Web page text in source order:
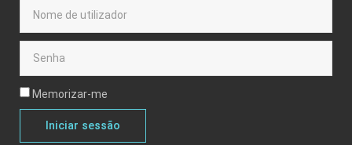
Memorizar-me
Iniciar sessão